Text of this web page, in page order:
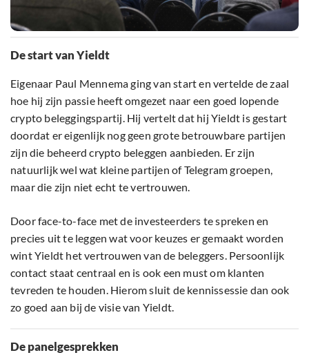
De start van Yieldt
Eigenaar Paul Mennema ging van start en vertelde de zaal
hoe hij zijn passie heeft omgezet naar een goed lopende
crypto beleggingspartij. Hij vertelt dat hij Yieldt is gestart
doordat er eigenlijk nog geen grote betrouwbare partijen
zijn die beheerd crypto beleggen aanbieden. Er zijn
natuurlijk wel wat kleine partijen of Telegram groepen,
maar die zijn niet echt te vertrouwen.
Door face-to-face met de investeerders te spreken en
precies uit te leggen wat voor keuzes er gemaakt worden
wint Yieldt het vertrouwen van de beleggers. Persoonlijk
contact staat centraal en is ook een must om klanten
tevreden te houden. Hierom sluit de kennissessie dan ook
zo goed aan bij de visie van Yieldt.
De panelgesprekken